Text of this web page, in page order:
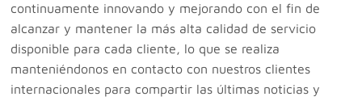
continuamente innovando y mejorando con el fin de
alcanzar y mantener la más alta calidad de servicio
disponible para cada cliente, lo que se realiza
manteniéndonos en contacto con nuestros clientes
internacionales para compartir las últimas noticias y